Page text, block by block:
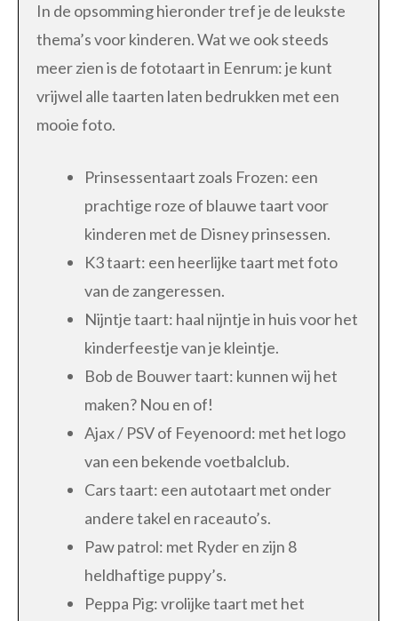
In de opsomming hieronder tref je de leukste
thema’s voor kinderen. Wat we ook steeds
meer zien is de fototaart in Eenrum: je kunt
vrijwel alle taarten laten bedrukken met een
mooie foto.
Prinsessentaart zoals Frozen: een
prachtige roze of blauwe taart voor
kinderen met de Disney prinsessen.
K3 taart: een heerlijke taart met foto
van de zangeressen.
Nijntje taart: haal nijntje in huis voor het
kinderfeestje van je kleintje.
Bob de Bouwer taart: kunnen wij het
maken? Nou en of!
Ajax / PSV of Feyenoord: met het logo
van een bekende voetbalclub.
Cars taart: een autotaart met onder
andere takel en raceauto’s.
Paw patrol: met Ryder en zijn 8
heldhaftige puppy’s.
Peppa Pig: vrolijke taart met het